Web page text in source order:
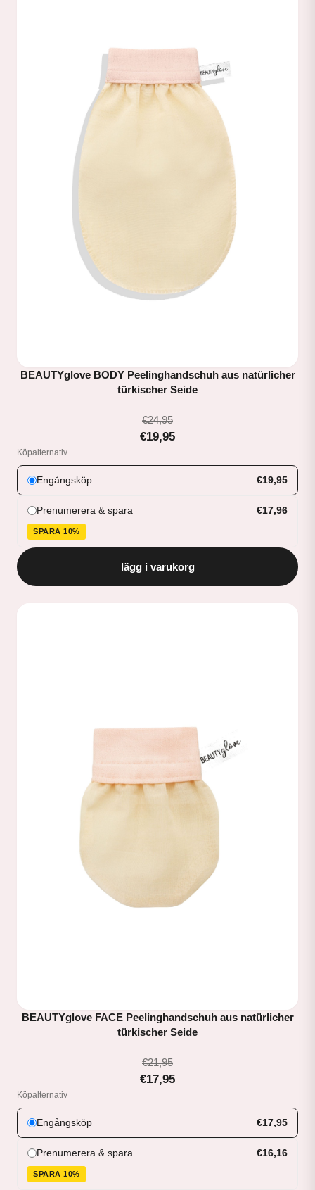
BEAUTYglove BODY Peelinghandschuh aus natürlicher
türkischer Seide
€24,95
€19,95
Köpalternativ
Engångsköp €19,95
Prenumerera & spara €17,96
SPARA 10%
lägg i varukorg
BEAUTYglove FACE Peelinghandschuh aus natürlicher
türkischer Seide
€21,95
€17,95
Köpalternativ
Engångsköp €17,95
Prenumerera & spara €16,16
SPARA 10%